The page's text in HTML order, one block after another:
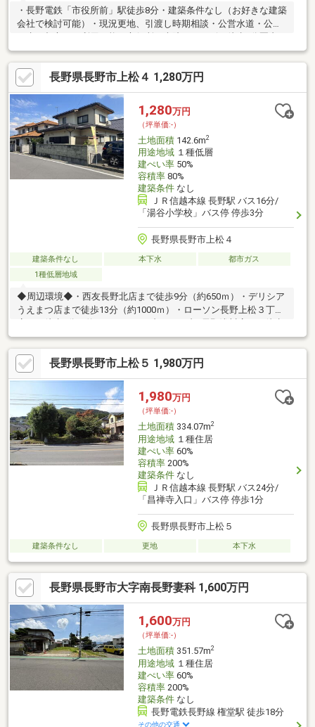
・長野電鉄「市役所前」駅徒歩8分・建築条件なし（お好きな建築
会社で検討可能）・現況更地、引渡し時期相談・公営水道・公共
スーパー徒歩13分、小学校徒歩9分の生活利便性
長野県長野市上松４ 1,280万円
1,280万円
（坪単価:-）
土地面積142.6m2
用途地域１種低層
建ぺい率50%
容積率80%
建築条件なし
ＪＲ信越本線 長野駅 バス16分/
「湯谷小学校」バス停 停歩3分
長野県長野市上松４
建築条件なし 本下水
都市ガス
1種低層地域
◆周辺環境◆・西友長野北店まで徒歩9分（約650ｍ）・デリシア
うえまつ店まで徒歩13分（約1000ｍ）・ローソン長野上松３丁目
7分（約550ｍ）・クスリのアオキ三輪店まで徒歩10分（約750
ｍ）・浅川郵便局まで徒歩11分（約850ｍ）・八十二長野銀行 長
野北支店まで徒歩10分（約800ｍ）・片桐内科クリニックまで徒
歩3分（約190ｍ）・緑ヶ丘公園まで徒歩10分（約750ｍ）
長野県長野市上松５ 1,980万円
1,980万円
（坪単価:-）
土地面積334.07m2
用途地域１種住居
建ぺい率60%
容積率200%
建築条件なし
ＪＲ信越本線 長野駅 バス24分/
「昌禅寺入口」バス停 停歩1分
長野県長野市上松５
建築条件なし 更地 本下水
長野県長野市大字南長野妻科 1,600万円
1,600万円
（坪単価:-）
土地面積351.57m2
用途地域１種住居
建ぺい率60%
容積率200%
建築条件なし
長野電鉄長野線 権堂駅 徒歩18分
その他の交通